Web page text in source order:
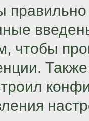
чтобы